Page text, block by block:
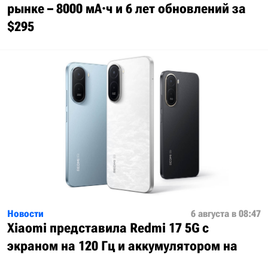
рынке – 8000 мА·ч и 6 лет обновлений за
$295
Новости 6 августа в 08:47
Xiaomi представила Redmi 17 5G с
экраном на 120 Гц и аккумулятором на